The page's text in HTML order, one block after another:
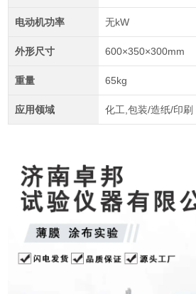
电动机功率 无kW
外形尺寸 600×350×300mm
重量 65kg
应用领域 化工,包装/造纸/印刷